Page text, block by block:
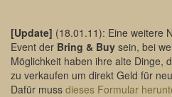
[Update] (18.01.11): Eine weitere
Event der Bring & Buy sein, bei
Möglichkeit haben ihre alte Dinge,
zu verkaufen um direkt Geld für
Dafür muss dieses Formular